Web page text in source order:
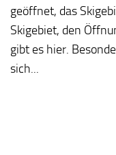
geöffnet, das
Skigebiet, den
gibt es hier.
sich...